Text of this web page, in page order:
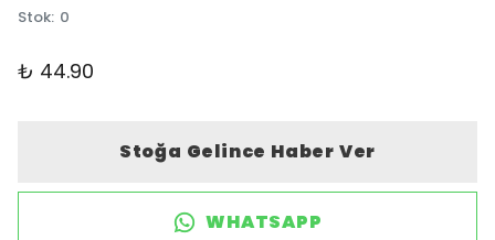
Stok: 0
₺ 44.90
Stoğa Gelince Haber Ver
WHATSAPP